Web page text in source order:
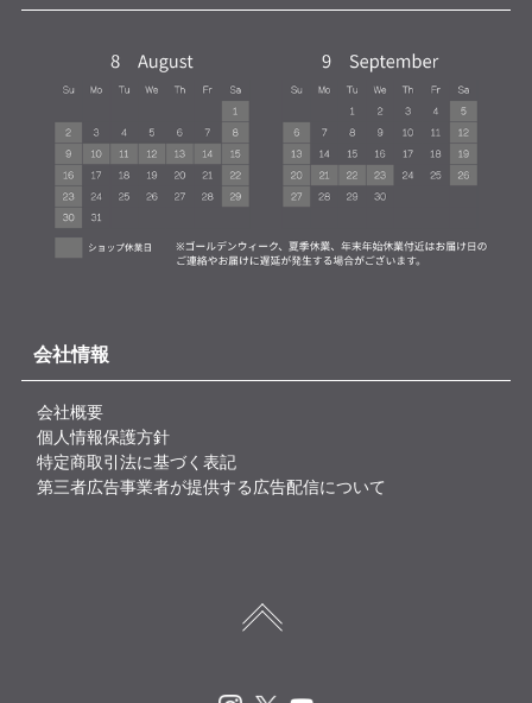
会社情報
会社概要
個人情報保護方針
特定商取引法に基づく表記
第三者広告事業者が提供する広告配信について